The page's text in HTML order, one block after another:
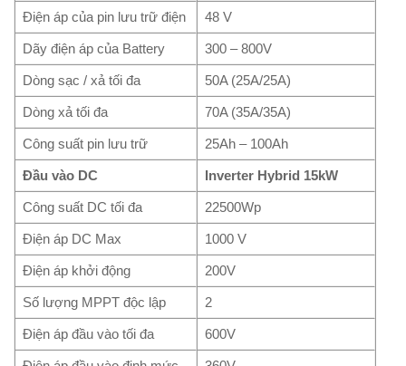
Điện áp của pin lưu trữ điện 48 V
Dãy điện áp của Battery 300 – 800V
Dòng sạc / xả tối đa 50A (25A/25A)
Dòng xả tối đa 70A (35A/35A)
Công suất pin lưu trữ 25Ah – 100Ah
Đầu vào DC Inverter Hybrid 15kW
Công suất DC tối đa 22500Wp
Điện áp DC Max 1000 V
Điện áp khởi động 200V
Số lượng MPPT độc lập 2
Điện áp đầu vào tối đa 600V